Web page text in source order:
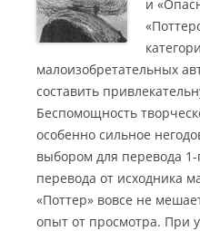
и
малоизобретательных
составить
Беспомощность
особенно сильное
выбором для перевода
перевода от исходника
«Поттер» вовсе не
опыт от просмотра. При